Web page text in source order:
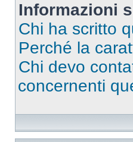
Informazioni
Chi ha scritto
Perché la
Chi devo
concernenti